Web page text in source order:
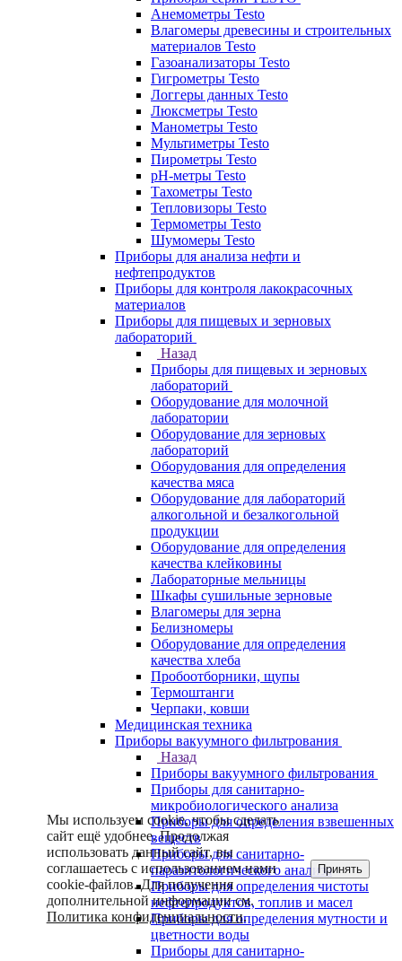
Анемометры Testo
Влагомеры древесины и строительных
материалов Testo
Газоанализаторы Testo
Гигрометры Testo
Логгеры данных Testo
Люксметры Testo
Манометры Testo
Мультиметры Testo
Пирометры Testo
pH-метры Testo
Тахометры Testo
Тепловизоры Testo
Термометры Testo
Шумомеры Testo
Приборы для анализа нефти и
нефтепродуктов
Приборы для контроля лакокрасочных
материалов
Приборы для пищевых и зерновых
лабораторий
Назад
Приборы для пищевых и зерновых
лабораторий
Оборудование для молочной
лаборатории
Оборудование для зерновых
лабораторий
Оборудования для определения
качества мяса
Оборудование для лабораторий
алкогольной и безалкогольной
продукции
Оборудование для определения
качества клейковины
Лабораторные мельницы
Шкафы сушильные зерновые
Влагомеры для зерна
Белизномеры
Оборудование для определения
качества хлеба
Пробоотборники, щупы
Термоштанги
Черпаки, ковши
Медицинская техника
Приборы вакуумного фильтрования
Назад
Приборы вакуумного фильтрования
Приборы для санитарно-
микробиологического анализа
Приборы для определения взвешенных
веществ
Приборы для санитарно-
паразитологического анализа
Приборы для определения чистоты
нефтепродуктов, топлив и масел
Приборы для определения мутности и
цветности воды
Приборы для санитарно-
Мы используем cookie, чтобы сделать
сайт ещё удобнее. Продолжая
использовать данный сайт, вы
соглашаетесь с использованием нами
cookie-файлов. Для получения
дополнительной информации см.
Политика конфиденциальности.
Принять